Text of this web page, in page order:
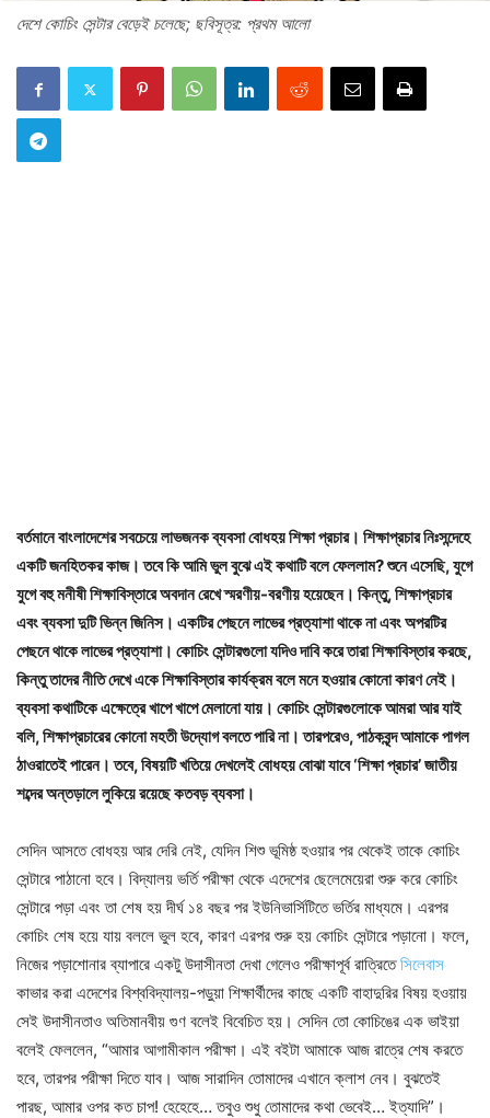
দেশে কোচিং সেন্টার বেড়েই চলেছে; ছবিসূত্র: প্রথম আলো
বর্তমানে বাংলাদেশের সবচেয়ে লাভজনক ব্যবসা বোধহয় শিক্ষা প্রচার। শিক্ষাপ্রচার নিঃসন্দেহে
একটি জনহিতকর কাজ। তবে কি আমি ভুল বুঝে এই কথাটি বলে ফেললাম? শুনে এসেছি, যুগে
যুগে বহু মনীষী শিক্ষাবিস্তারে অবদান রেখে স্মরণীয়-বরণীয় হয়েছেন। কিন্তু, শিক্ষাপ্রচার
এবং ব্যবসা দুটি ভিন্ন জিনিস। একটির পেছনে লাভের প্রত্যাশা থাকে না এবং অপরটির
পেছনে থাকে লাভের প্রত্যাশা। কোচিং সেন্টারগুলো যদিও দাবি করে তারা শিক্ষাবিস্তার করছে,
কিন্তু তাদের নীতি দেখে একে শিক্ষাবিস্তার কার্যক্রম বলে মনে হওয়ার কোনো কারণ নেই।
ব্যবসা কথাটিকে এক্ষেত্রে খাপে খাপে মেলানো যায়। কোচিং সেন্টারগুলোকে আমরা আর যাই
বলি, শিক্ষাপ্রচারের কোনো মহতী উদ্যোগ বলতে পারি না। তারপরেও, পাঠকবৃন্দ আমাকে পাগল
ঠাওরাতেই পারেন। তবে, বিষয়টি খতিয়ে দেখলেই বোধহয় বোঝা যাবে ‘শিক্ষা প্রচার’ জাতীয়
শব্দের অন্তড়ালে লুকিয়ে রয়েছে কতবড় ব্যবসা।
সেদিন আসতে বোধহয় আর দেরি নেই, যেদিন শিশু ভূমিষ্ঠ হওয়ার পর থেকেই তাকে কোচিং
সেন্টারে পাঠানো হবে। বিদ্যালয় ভর্তি পরীক্ষা থেকে এদেশের ছেলেমেয়েরা শুরু করে কোচিং
সেন্টারে পড়া এবং তা শেষ হয় দীর্ঘ ১৪ বছর পর ইউনিভার্সিটিতে ভর্তির মাধ্যমে। এরপর
কোচিং শেষ হয়ে যায় বললে ভুল হবে, কারণ এরপর শুরু হয় কোচিং সেন্টারে পড়ানো। ফলে,
নিজের পড়াশোনার ব্যাপারে একটু উদাসীনতা দেখা গেলেও পরীক্ষাপূর্ব রাত্রিতেসিলেবাস
কাভার করা এদেশের বিশ্ববিদ্যালয়-পড়ুয়া শিক্ষার্থীদের কাছে একটি বাহাদুরির বিষয় হওয়ায়
সেই উদাসীনতাও অতিমানবীয় গুণ বলেই বিবেচিত হয়। সেদিন তো কোচিঙের এক ভাইয়া
বলেই ফেললেন, “আমার আগামীকাল পরীক্ষা। এই বইটা আমাকে আজ রাত্রে শেষ করতে
হবে, তারপর পরীক্ষা দিতে যাব। আজ সারাদিন তোমাদের এখানে ক্লাশ নেব। বুঝতেই
পারছ, আমার ওপর কত চাপ! হেহেহে… তবুও শুধু তোমাদের কথা ভেবেই… ইত্যাদি”।